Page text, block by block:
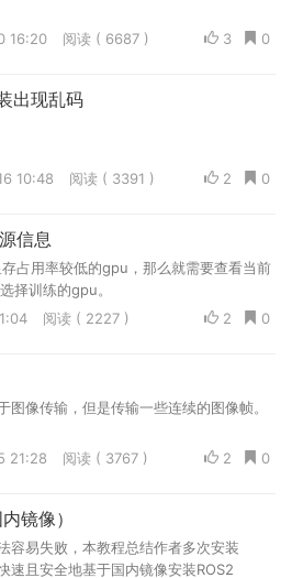
0
3
16:20 阅读 ( 6687 )
出现乱码
0
2
10:48 阅读 ( 3391 )
信息
占用率较低的gpu，那么就需要查看当前
择训练的gpu。
0
2
阅读 ( 2227 )
图像传输，但是传输一些连续的图像帧。
0
2
21:28 阅读 ( 3767 )
镜像）
容易失败，本教程总结作者多次安装
速且安全地基于国内镜像安装ROS2